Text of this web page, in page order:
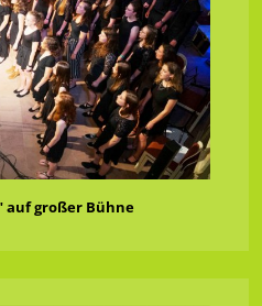
auf großer Bühne